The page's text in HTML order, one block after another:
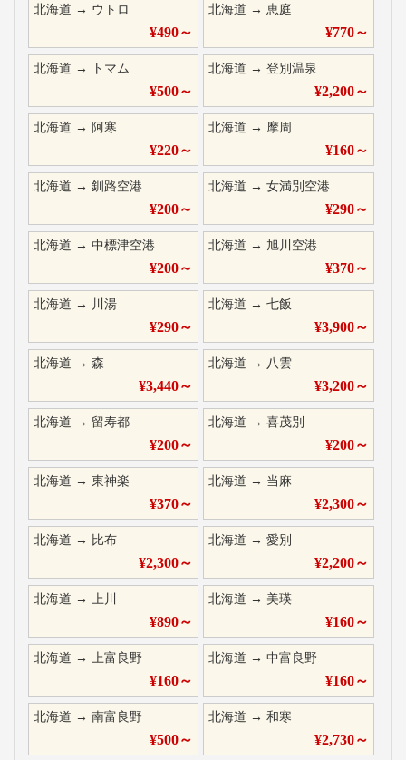
北海道 → ウトロ
¥490～
北海道 →恵庭
¥770～
北海道 → トマム
¥500～
北海道 →登別温泉
¥2,200～
北海道 → 阿寒
¥220～
北海道 → 摩周
¥160～
北海道 → 釧路空港
¥200～
北海道 →女満別空港
¥290～
北海道 → 中標津空港
¥200～
北海道 →旭川空港
¥370～
北海道 → 川湯
¥290～
北海道 →七飯
¥3,900～
北海道 → 森
¥3,440～
北海道 → 八雲
¥3,200～
北海道 → 留寿都
¥200～
北海道 →喜茂別
¥200～
北海道 → 東神楽
¥370～
北海道 → 当麻
¥2,300～
北海道 → 比布
¥2,300～
北海道 →愛別
¥2,200～
北海道 → 上川
¥890～
北海道 → 美瑛
¥160～
北海道 → 上富良野
¥160～
北海道 →中富良野
¥160～
北海道 → 南富良野
¥500～
北海道 →和寒
¥2,730～